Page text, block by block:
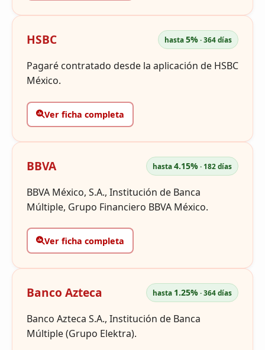
HSBC hasta5%· 364 días
Pagaré contratado desde la aplicación de HSBC
México.
Ver ficha completa
BBVA hasta4.15%· 182 días
BBVA México, S.A., Institución de Banca
Múltiple, Grupo Financiero BBVA México.
Ver ficha completa
Banco Azteca hasta 1.25%· 364 días
Banco Azteca S.A., Institución de Banca
Múltiple (Grupo Elektra).